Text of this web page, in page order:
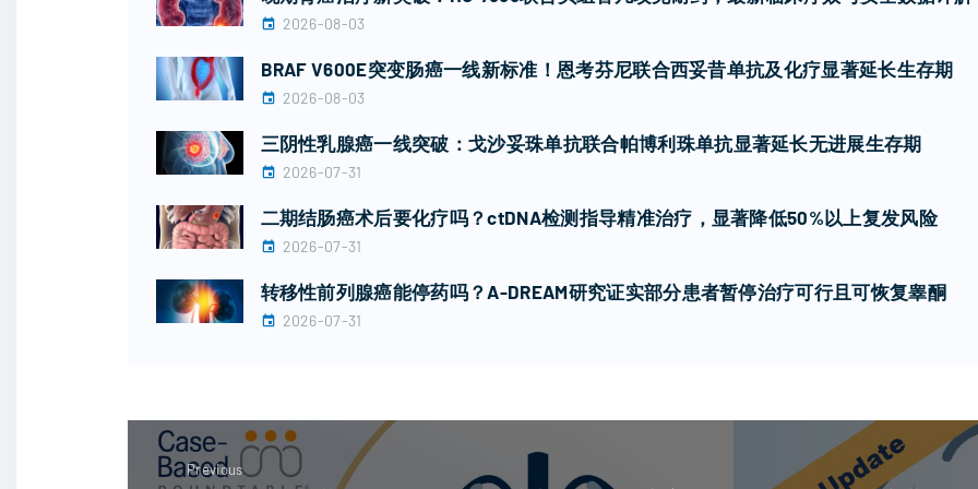
2026-08-03
BRAF V600E突变肠癌一线新标准！恩考芬尼联合西妥昔单抗及化疗显著延长生存期
2026-08-03
三阴性乳腺癌一线突破：戈沙妥珠单抗联合帕博利珠单抗显著延长无进展生存期
2026-07-31
二期结肠癌术后要化疗吗？ctDNA检测指导精准治疗，显著降低50%以上复发风险
2026-07-31
转移性前列腺癌能停药吗？A-DREAM研究证实部分患者暂停治疗可行且可恢复睾酮
2026-07-31
Previous